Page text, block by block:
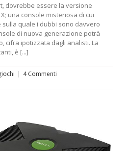
dovrebbe essere la versione
una console misteriosa di cui
quale i dubbi sono davvero
di nuova generazione potrà
cifra ipotizzata dagli analisti. La
è [...]
| 4 Commenti